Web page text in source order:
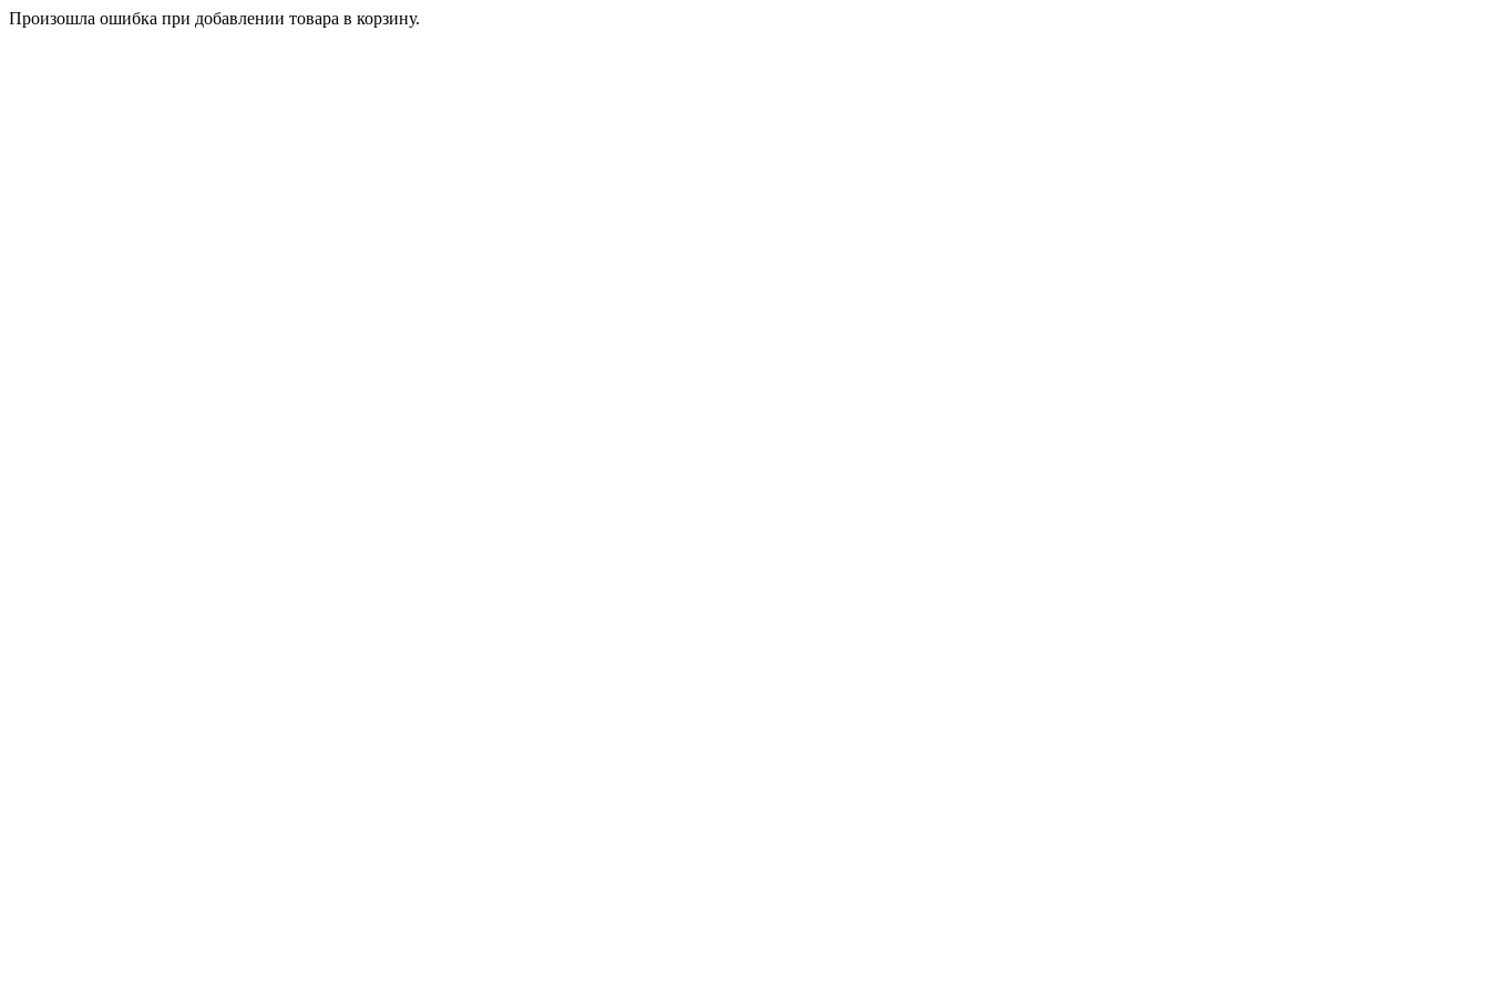
Произошла ошибка при добавлении товара в корзину.